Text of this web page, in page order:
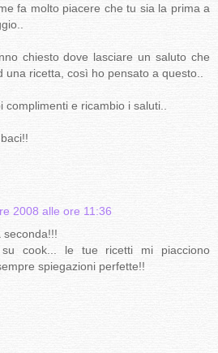
fa molto piacere che tu sia la prima a
chiesto dove lasciare un saluto che
una ricetta, così ho pensato a questo..
e ricambio i saluti..
2008 alle ore 11:36
seconda!!!
cook... le tue ricetti mi piacciono
spiegazioni perfette!!